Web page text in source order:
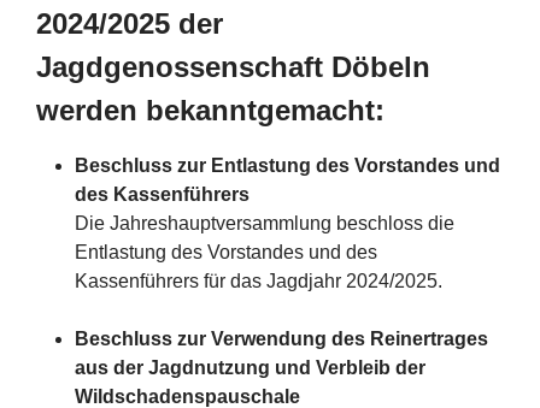
2024/2025 der
Jagdgenossenschaft Döbeln
werden bekanntgemacht:
Beschluss zur Entlastung des Vorstandes und
des Kassenführers
Die Jahreshauptversammlung beschloss die
Entlastung des Vorstandes und des
Kassenführers für das Jagdjahr 2024/2025.
Beschluss zur Verwendung des Reinertrages
aus der Jagdnutzung und Verbleib der
Wildschadenspauschale